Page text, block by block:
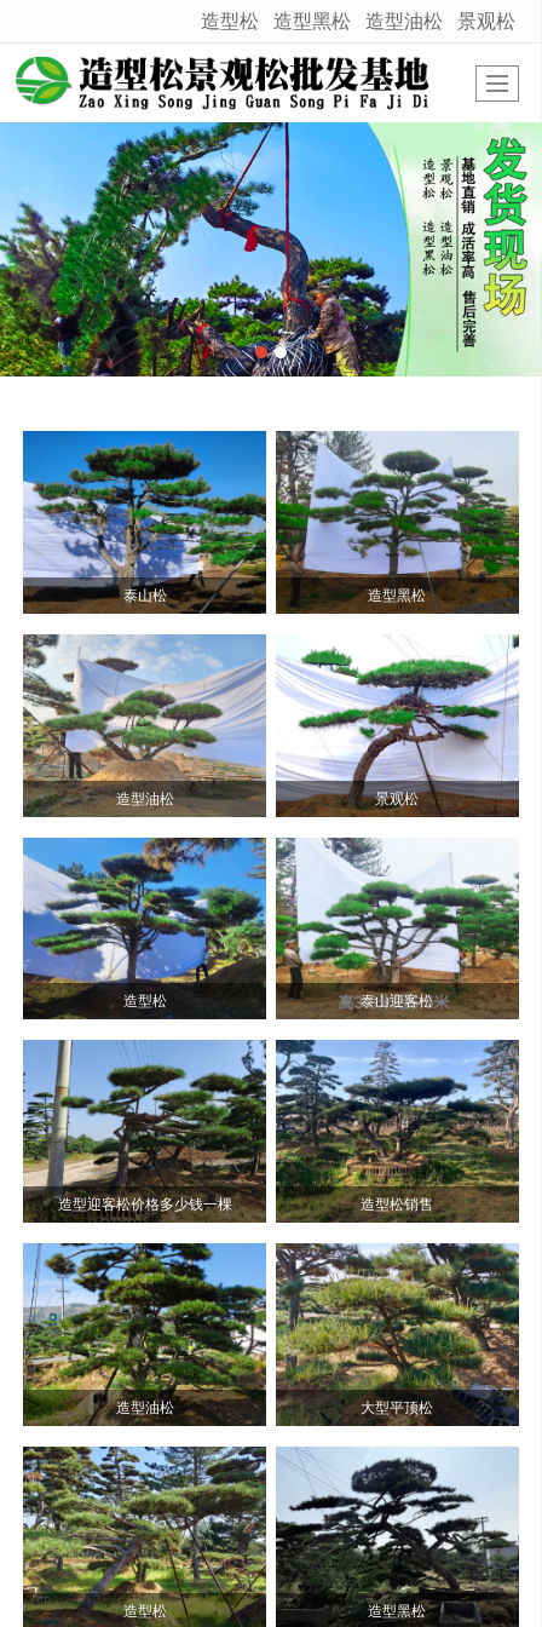
很遗憾，因您的浏览器版本过低导致无法获得最佳浏览体验，推荐下载安装谷歌浏览器！
造型松 造型黑松 造型油松 景观松
泰山松 造型黑松
造型油松 景观松
造型松 泰山迎客松
造型迎客松价格多少钱一棵 造型松销售
造型油松 大型平顶松
造型松 造型黑松